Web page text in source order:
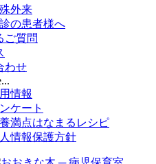
外来
の患者様へ
ご質問
わせ
情報
ケート
満点はなまるレシピ
情報保護方針